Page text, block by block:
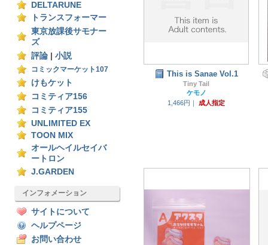
DELTARUNE
トランスフォーマー
東京放課後サモナー
ズ
評論
小説
コミックマーケット107
けもケット
コミティア156
コミティア155
UNLIMITED EX
TOON MIX
オールヘイルセイバ
ートロン
J.GARDEN
インフォメーション
サイトについて
ヘルプページ
お問い合わせ
This is Sanae Vol.1
Tiny Tail
ケモノ
1,466円｜
成人指定